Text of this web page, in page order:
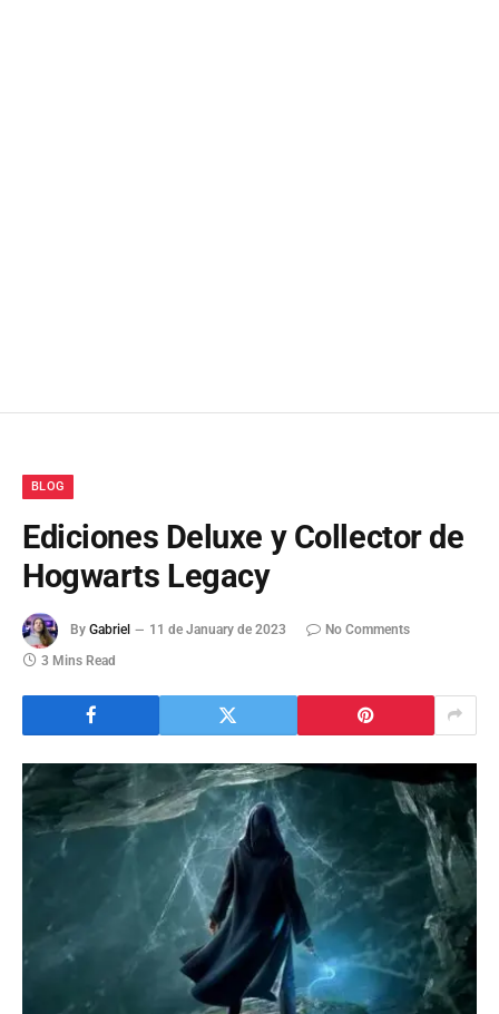
BLOG
Ediciones Deluxe y Collector de
Hogwarts Legacy
By Gabriel 11 de January de 2023
No Comments
3 Mins Read